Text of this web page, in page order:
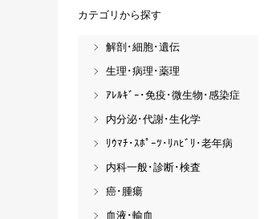
カテゴリから探す
解剖･細胞･遺伝
生理･病理･薬理
ｱﾚﾙｷﾞｰ･免疫･微生物･感染症
内分泌･代謝･生化学
ﾘｳﾏﾁ･ｽﾎﾟｰﾂ･ﾘﾊﾋﾞﾘ･老年病
内科一般･診断･検査
癌･腫瘍
血液･輸血